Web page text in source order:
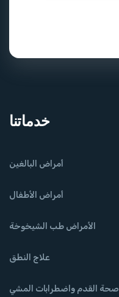
خدماتنا
أمراض البالغين
أمراض الأطفال
الأمراض طب الشيخوخة
علاج النطق
صحة القدم واضطرابات المشي